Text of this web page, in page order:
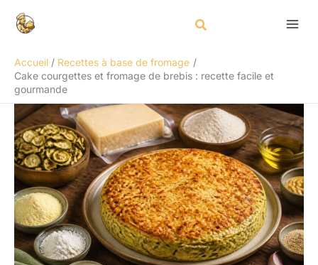
Accueil
Recettes à base de fromage
Cake courgettes et fromage de brebis : recette facile et
gourmande